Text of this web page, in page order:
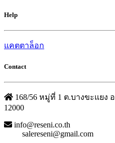
Help
แคตตาล็อก
Contact
168/56 หมู่ที่ 1 ต.บางขะแยง
12000
info@reseni.co.th
salereseni@gmail.com